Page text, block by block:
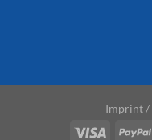
Imprint /